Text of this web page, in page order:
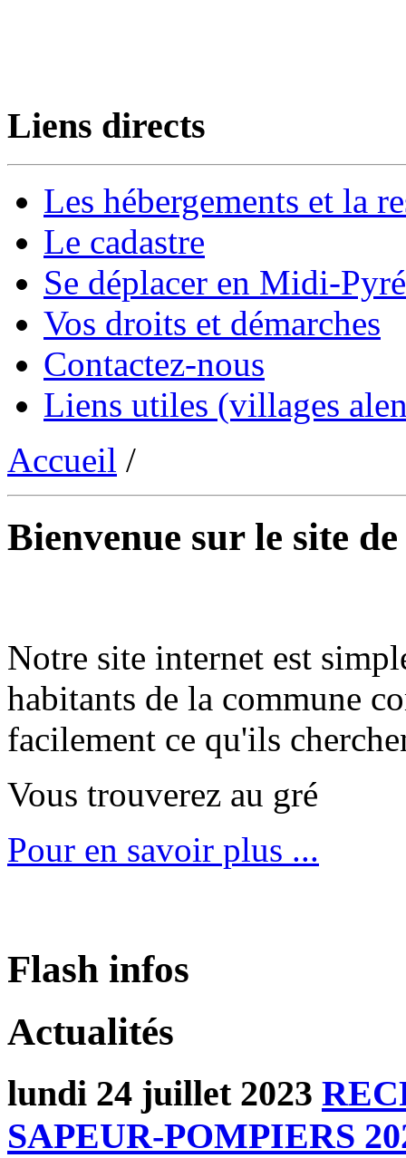
Liens directs
Les hébergements et la
Le cadastre
Se déplacer en Midi-
Vos droits et démarches
Contactez-nous
Liens utiles (villages
Accueil /
Bienvenue sur le site
Notre site internet est
habitants de la commune
facilement ce qu'ils
Vous trouverez au gré
Pour en savoir plus ...
Flash infos
Actualités
lundi 24 juillet 2023
SAPEUR-POMPIERS